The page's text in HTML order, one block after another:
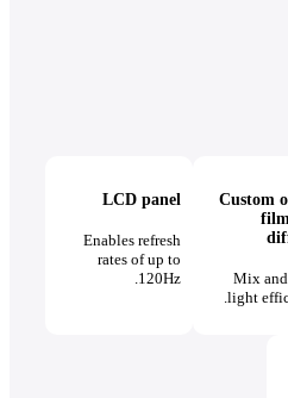
Custom
Mix and
light
LCD panel
Enables refresh
rates of up to
120Hz.